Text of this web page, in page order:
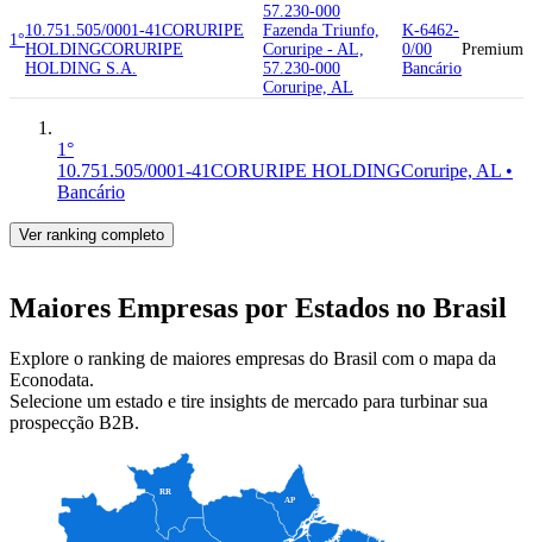
1°
10.751.505/0001-41 CORURIPE
HOLDINGCORURIPE
HOLDING S.A.
57.230-000
Fazenda Triunfo,
Coruripe - AL,
57.230-000
Coruripe, AL
K-6462-
0/00
Bancário
Premium
1°
10.751.505/0001-41CORURIPE HOLDINGCoruripe, AL •
Bancário
Ver ranking completo
Maiores Empresas por Estados no Brasil
Explore o ranking de maiores empresas do Brasil com o mapa da
Econodata.
Selecione um estado e tire insights de mercado para turbinar sua
prospecção B2B.
AP
RR